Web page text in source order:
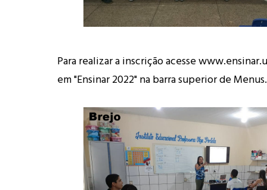
Para realizar a inscrição acesse
em "Ensinar 2022" na barra superior de Menus.